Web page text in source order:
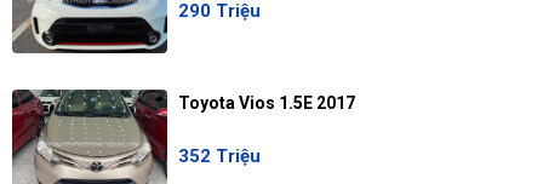
290 Triệu
Toyota Vios 1.5E 2017
352 Triệu